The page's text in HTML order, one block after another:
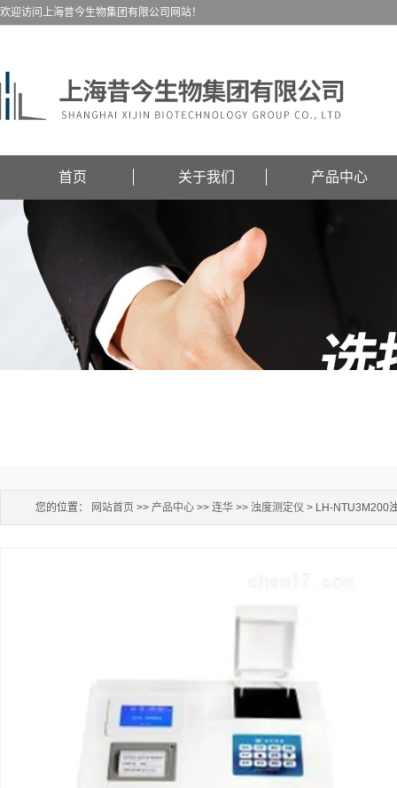
欢迎访问上海昔今生物集团有限公司网站！
首页 关于我们 产品中心
您的位置： 网站首页 >> 产品中心 >> 连华 >> 浊度测定仪 > LH-NTU3M200